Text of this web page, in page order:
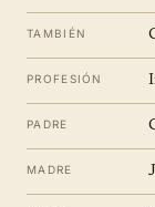
TAMBIÉN
PROFESIÓN
PADRE
MADRE